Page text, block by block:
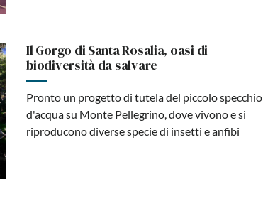
Il Gorgo di Santa Rosalia, oasi di
biodiversità da salvare
Pronto un progetto di tutela del piccolo specchio
d'acqua su Monte Pellegrino, dove vivono e si
riproducono diverse specie di insetti e anfibi